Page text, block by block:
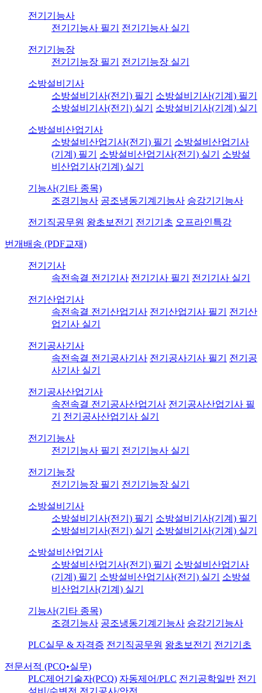
전기기능사
전기기능사 필기
전기기능사 실기
전기기능장
전기기능장 필기
전기기능장 실기
소방설비기사
소방설비기사(전기) 필기
소방설비기사(기계) 필기
소방설비기사(전기) 실기
소방설비기사(기계) 실기
소방설비산업기사
소방설비산업기사(전기) 필기
소방설비산업기사
(기계) 필기
소방설비산업기사(전기) 실기
소방설
비산업기사(기계) 실기
기능사(기타 종목)
조경기능사 공조냉동기계기능사 승강기기능사
전기직공무원 왕초보전기 전기기초 오프라인특강
번개배송 (PDF교재)
전기기사
속전속결 전기기사 전기기사 필기 전기기사 실기
전기산업기사
속전속결 전기산업기사 전기산업기사 필기
전기산
업기사 실기
전기공사기사
속전속결 전기공사기사 전기공사기사 필기
전기공
사기사 실기
전기공사산업기사
속전속결 전기공사산업기사 전기공사산업기사 필
기
전기공사산업기사 실기
전기기능사
전기기능사 필기
전기기능사 실기
전기기능장
전기기능장 필기
전기기능장 실기
소방설비기사
소방설비기사(전기) 필기
소방설비기사(기계) 필기
소방설비기사(전기) 실기
소방설비기사(기계) 실기
소방설비산업기사
소방설비산업기사(전기) 필기
소방설비산업기사
(기계) 필기
소방설비산업기사(전기) 실기
소방설
비산업기사(기계) 실기
기능사(기타 종목)
조경기능사 공조냉동기계기능사 승강기기능사
PLC실무 & 자격증 전기직공무원 왕초보전기 전기기초
전문서적 (PCQ•실무)
PLC제어기술자(PCQ) 자동제어/PLC 전기공학일반 전기